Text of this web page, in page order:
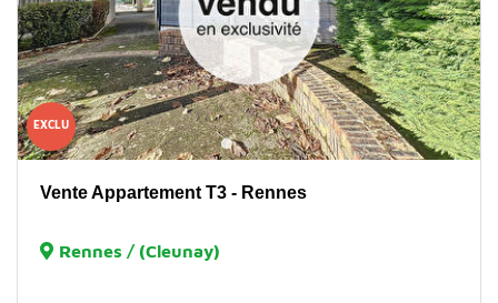
EXCLU
Vente Appartement T3 - Rennes
Rennes / (Cleunay)